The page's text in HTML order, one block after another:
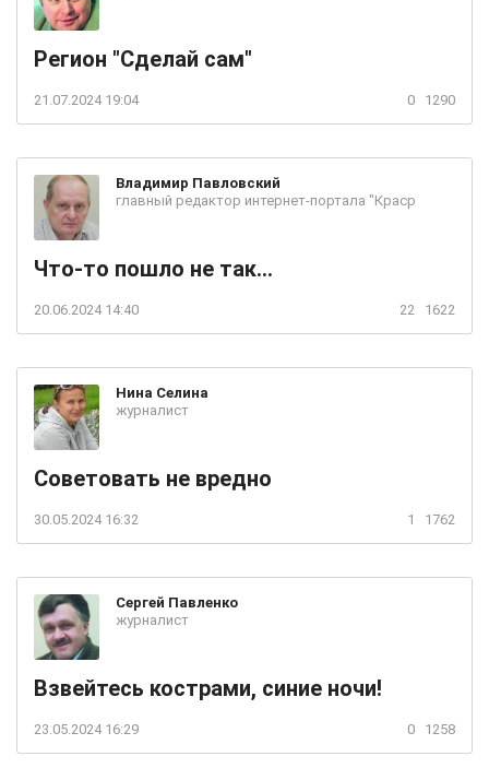
Регион "Сделай сам"
21.07.2024 19:04 0 1290
Владимир Павловский
главный редактор интернет-портала "Краср
Что-то пошло не так...
20.06.2024 14:40 22 1622
Нина Селина
журналист
Советовать не вредно
30.05.2024 16:32 1 1762
Сергей Павленко
журналист
Взвейтесь кострами, синие ночи!
23.05.2024 16:29 0 1258